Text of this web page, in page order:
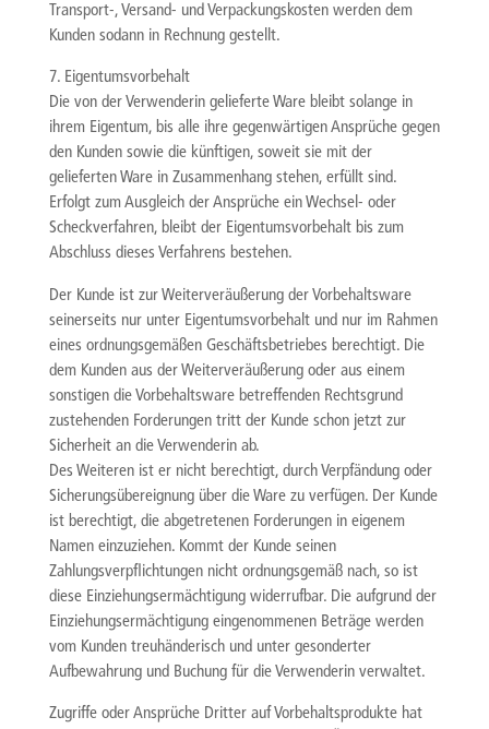
Transport-, Versand- und Verpackungskosten werden dem
Kunden sodann in Rechnung gestellt.
7. Eigentumsvorbehalt
Die von der Verwenderin gelieferte Ware bleibt solange in
ihrem Eigentum, bis alle ihre gegenwärtigen Ansprüche gegen
den Kunden sowie die künftigen, soweit sie mit der
gelieferten Ware in Zusammenhang stehen, erfüllt sind.
Erfolgt zum Ausgleich der Ansprüche ein Wechsel- oder
Scheckverfahren, bleibt der Eigentumsvorbehalt bis zum
Abschluss dieses Verfahrens bestehen.
Der Kunde ist zur Weiterveräußerung der Vorbehaltsware
seinerseits nur unter Eigentumsvorbehalt und nur im Rahmen
eines ordnungsgemäßen Geschäftsbetriebes berechtigt. Die
dem Kunden aus der Weiterveräußerung oder aus einem
sonstigen die Vorbehaltsware betreffenden Rechtsgrund
zustehenden Forderungen tritt der Kunde schon jetzt zur
Sicherheit an die Verwenderin ab.
Des Weiteren ist er nicht berechtigt, durch Verpfändung oder
Sicherungsübereignung über die Ware zu verfügen. Der Kunde
ist berechtigt, die abgetretenen Forderungen in eigenem
Namen einzuziehen. Kommt der Kunde seinen
Zahlungsverpflichtungen nicht ordnungsgemäß nach, so ist
diese Einziehungsermächtigung widerrufbar. Die aufgrund der
Einziehungsermächtigung eingenommenen Beträge werden
vom Kunden treuhänderisch und unter gesonderter
Aufbewahrung und Buchung für die Verwenderin verwaltet.
Zugriffe oder Ansprüche Dritter auf Vorbehaltsprodukte hat